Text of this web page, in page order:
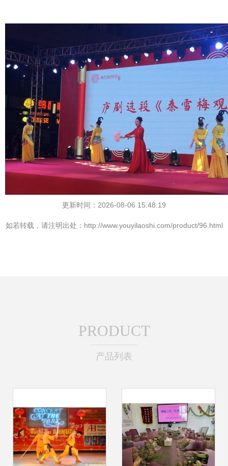
更新时间：2026-08-06 15:48:19
如若转载，请注明出处：http://www.youyilaoshi.com/product/96.html
PRODUCT
产品列表